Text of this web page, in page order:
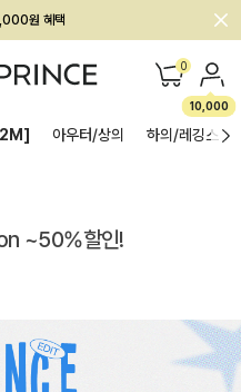
원 혜택
0
10,000
아우터/상의 하의/레깅스
~50%할인!